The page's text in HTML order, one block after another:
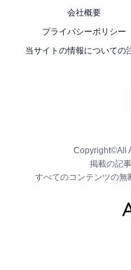
会社概要
プライバシーポリシー
当サイトの情報についての
Copyright©All
掲載の記
すべてのコンテンツの無